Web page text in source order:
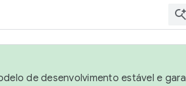
de desenvolvimento estável e